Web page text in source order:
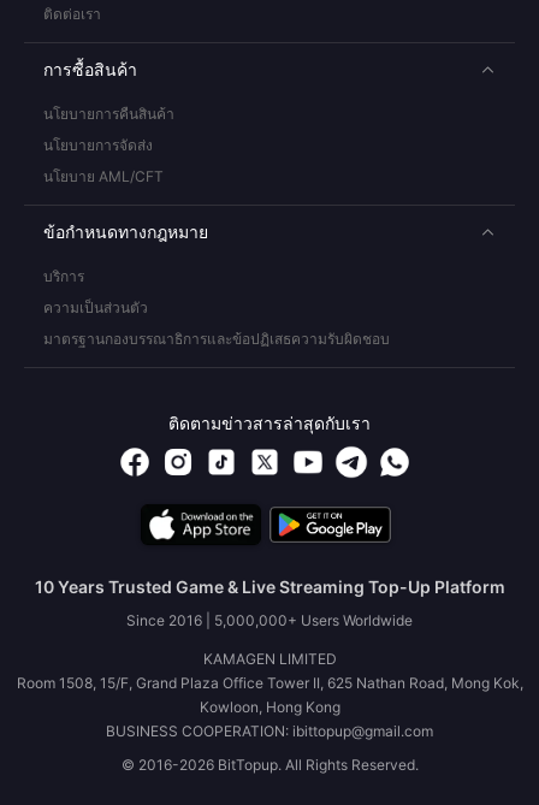
ติดต่อเรา
การซื้อสินค้า
นโยบายการคืนสินค้า
นโยบายการจัดส่ง
นโยบาย AML/CFT
ข้อกำหนดทางกฎหมาย
บริการ
ความเป็นส่วนตัว
มาตรฐานกองบรรณาธิการและข้อปฏิเสธความรับผิดชอบ
ติดตามข่าวสารล่าสุดกับเรา
10 Years Trusted Game & Live Streaming Top-Up Platform
Since 2016 | 5,000,000+ Users Worldwide
KAMAGEN LIMITED
Room 1508, 15/F, Grand Plaza Office Tower II, 625 Nathan Road, Mong Kok,
Kowloon, Hong Kong
BUSINESS COOPERATION: ibittopup@gmail.com
© 2016-2026 BitTopup. All Rights Reserved.